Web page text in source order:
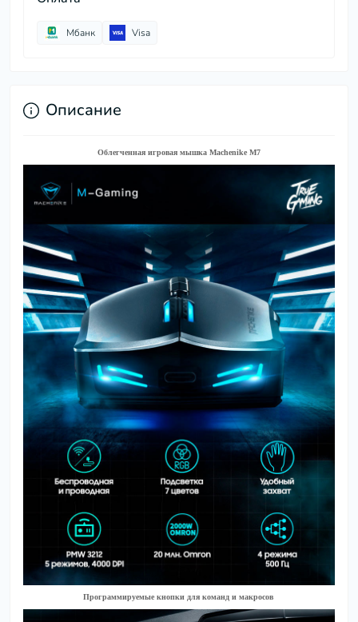
Мбанк Visa
Описание
Облегченная игровая мышка Machenike M7
Программируемые кнопки для команд и макросов